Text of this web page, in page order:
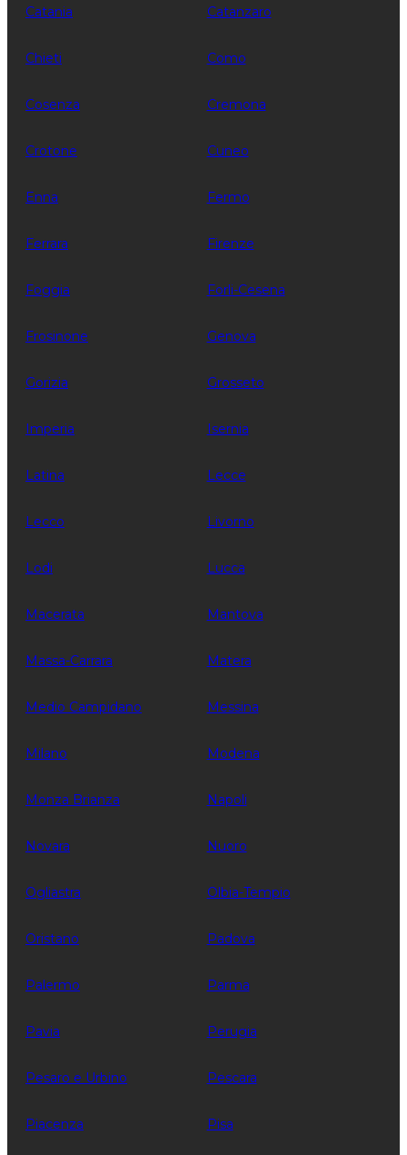
Catania Catanzaro
Chieti Como
Cosenza Cremona
Crotone Cuneo
Enna Fermo
Ferrara Firenze
Foggia Forli-Cesena
Frosinone Genova
Gorizia Grosseto
Imperia Isernia
Latina Lecce
Lecco Livorno
Lodi Lucca
Macerata Mantova
Massa-Carrara Matera
Medio Campidano Messina
Milano Modena
Monza Brianza Napoli
Novara Nuoro
Ogliastra Olbia-Tempio
Oristano Padova
Palermo Parma
Pavia Perugia
Pesaro e Urbino Pescara
Piacenza Pisa